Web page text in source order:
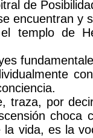
de
encuentran y
templo de
traza, por
choca
vida, es la